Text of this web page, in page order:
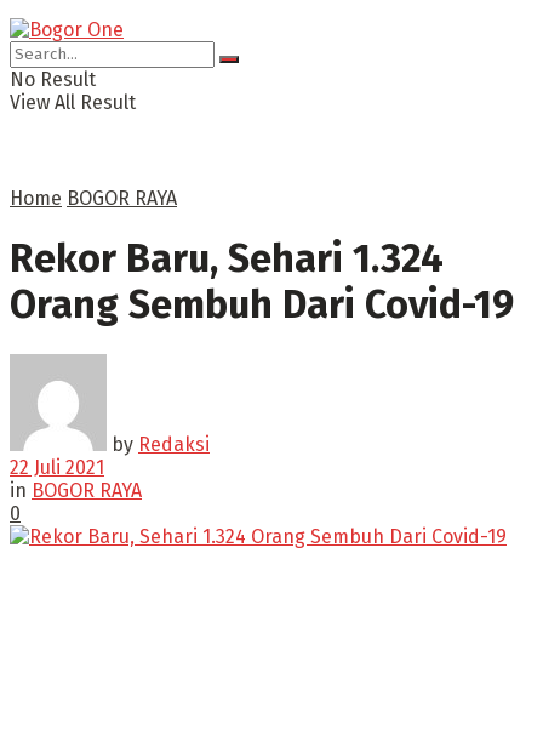
No Result
View All Result
Home BOGOR RAYA
Rekor Baru, Sehari 1.324
Orang Sembuh Dari Covid-19
by Redaksi
22 Juli 2021
in BOGOR RAYA
0